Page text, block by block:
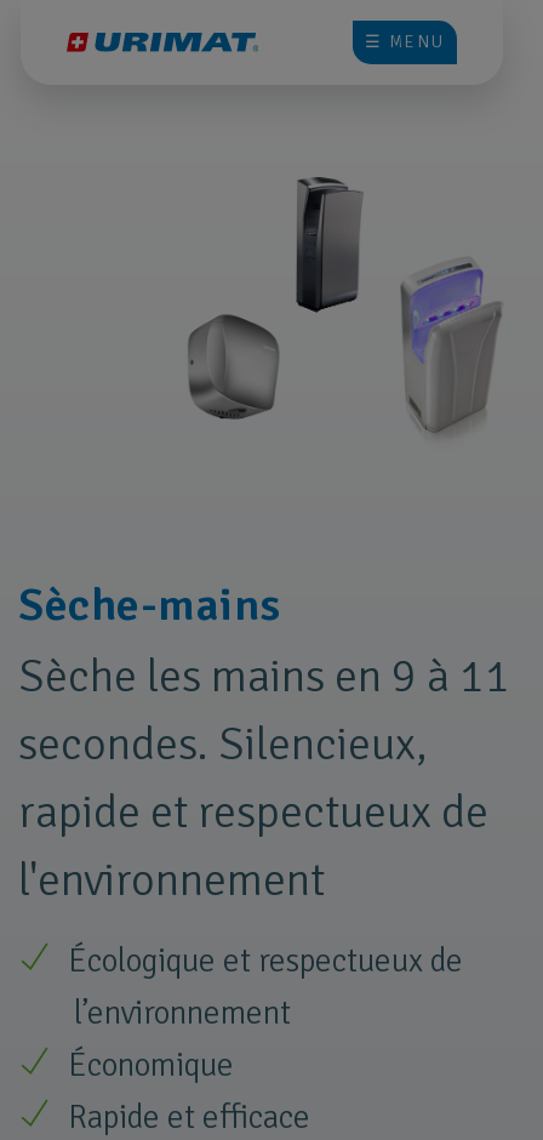
☰ MENU
Sèche-mains
Sèche les mains en 9 à 11
secondes. Silencieux,
rapide et respectueux de
l'environnement
Écologique et respectueux de
l’environnement
Économique
Rapide et efficace